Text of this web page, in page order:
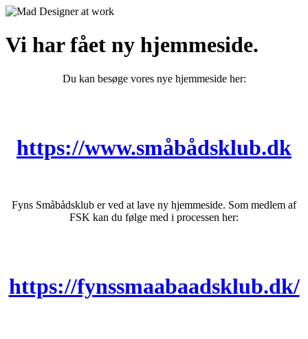
Vi har fået ny hjemmeside.
Du kan besøge vores nye hjemmeside her:
https://www.småbådsklub.dk
Fyns Småbådsklub er ved at lave ny hjemmeside. Som medlem af
FSK kan du følge med i processen her:
https://fynssmaabaadsklub.dk/